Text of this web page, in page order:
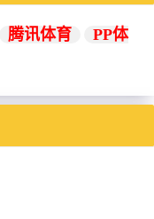
腾讯体育
PP体